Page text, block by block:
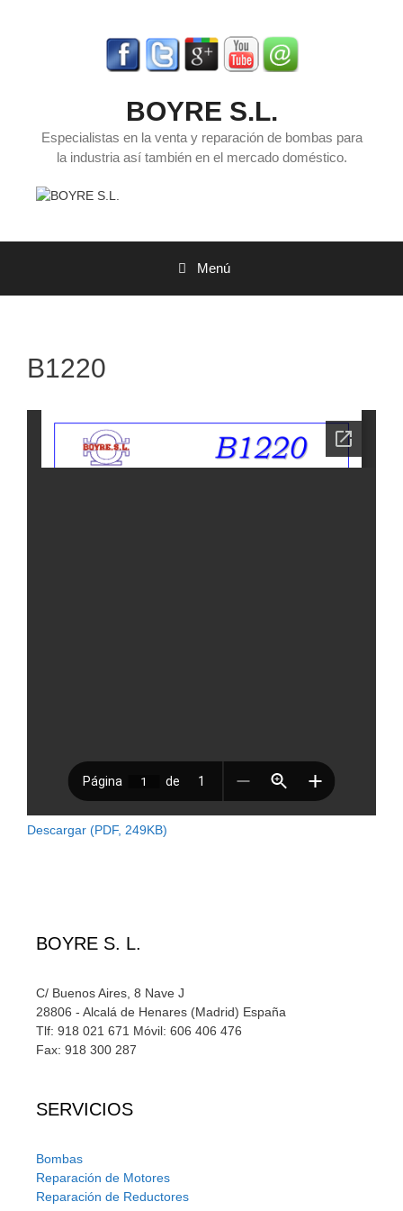
BOYRE S.L.
Especialistas en la venta y reparación de bombas para
la industria así también en el mercado doméstico.
Menú
B1220
Descargar (PDF, 249KB)
BOYRE S. L.
C/ Buenos Aires, 8 Nave J
28806 - Alcalá de Henares (Madrid) España
Tlf: 918 021 671 Móvil: 606 406 476
Fax: 918 300 287
SERVICIOS
Bombas
Reparación de Motores
Reparación de Reductores